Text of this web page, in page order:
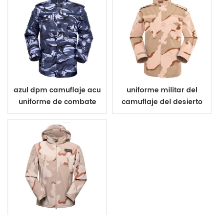
azul dpm camuflaje acu
uniforme de combate
uniforme militar del
camuflaje del desierto